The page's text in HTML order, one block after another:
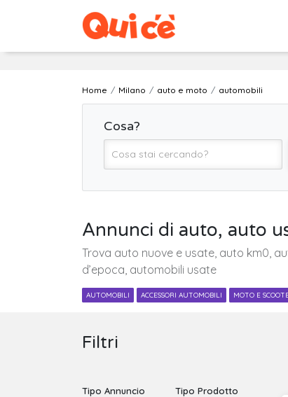
Home Milano auto e moto automobili
Cosa?
Annunci di auto, auto
Trova auto nuove e usate, auto km0,
d’epoca, automobili usate
AUTOMOBILI ACCESSORI AUTOMOBILI MOTO E
Filtri
Tipo Annuncio Tipo Prodotto